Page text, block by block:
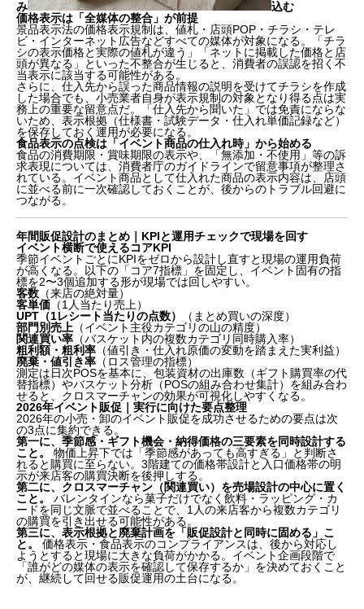
み
込む
価格表示は「全媒体の整合」が前提
景品表示法の価格表示規制は、値札・店頭POP・チラシ・テレ
ビ・インターネット広告などすべての媒体が対象になる。「チラ
シの表示価格と実際の値札が違う」「ネットに掲載した価格と店
頭が異なる」といった不整合が生じると、消費者の誤認を招く不
当表示に該当する可能性がある。
さらに、仕入先から誤った商品情報の説明を受けてチラシを作成
した場合でも、小売業者自身が表示規制の対象となり得る点は実
務上の重要な留意点だ。「仕入先から聞いた」では免責にならな
いため、表示根拠（仕様書・試験データ・仕入れ単価記録など）
を保存しておく運用が必要になる。
食品表示の点検は「イベント商品の仕入れ時」から始める
食品の消費期限・賞味期限の表示や、「無添加・不使用」等の訴
求表現については、消費者庁のガイドラインで留意事項が整理さ
れている。イベント商品として仕入れた商品の表示内容は、店頭
に並べる前に一次確認しておくことが、後からのトラブル回避に
つながる。
年間販促設計のまとめ｜KPIと運用チェックで現場を回す
イベント横断で使えるコアKPI
季節イベントごとにKPIをゼロから設計し直すと現場の運用負荷
が高くなる。以下の「コア7指標」を固定し、イベント固有の指
標を2〜3個追加する形が現場では回しやすい。
客数 （来店の絶対量）
客単価 （1人当たり売上）
UPT（1レシート当たりの点数）
（まとめ買いの深度）
部門別売上 （イベント主役カテゴリの山の精度）
関連買い率 （バスケット内の複数カテゴリ同時購入率）
粗利額・粗利率 （値引き・仕入れ原価の変動を踏まえた実利益）
廃棄・値引き率 （ロス管理の指標）
測定は日次POSを基本に、包装資材の出庫数（ギフト購買率の代
替指標）やバスケット分析（POSの組み合わせ集計）を組み合わ
せると、クロスマーチャンの効果が可視化しやすくなる。
2026年イベント販促｜実行に向けた要点整理
2026年の小売・卸のイベント販促を成功させるための要点は次
の3点に集約できる。
第一に、季節感・ギフト機会・納得価格の三要素を同時設計する
こと。
物価上昇下では「季節感があっても高すぎる」と判断さ
れると購買に至らない。3階建ての価格帯設計と入口価格帯の明
示が来店客の購買決断を後押しする。
第二に、クロスマーチャン（関連買い）を売場設計の中心に置く
こと。
バレンタインなら菓子だけでなく飲料・ラッピング・カ
ードを同じ文脈で並べることで、1人の来店客から複数カテゴリ
の購買を引き出せる可能性がある。
第三に、表示根拠と廃棄計画を「販促設計と同時に固める」こ
と。
価格表示・食品表示のコンプライアンスは、後から対応し
ようとすると現場に大きな負荷がかかる。イベント企画段階で
「誰がどの媒体の表示を確認して保存するか」を決めておくこと
が、継続して回せる販促運用の土台になる。